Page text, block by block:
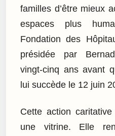
familles d’être mieux
espaces plus
Fondation des
présidée par
vingt-cinq ans avant
lui succède le 12 juin
Cette action
une vitrine. Elle